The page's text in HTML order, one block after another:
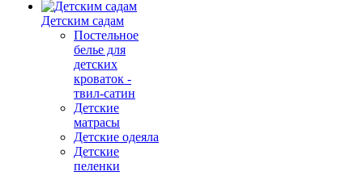
Детским садам
Постельное
белье для
детских
кроваток -
твил-сатин
Детские
матрасы
Детские одеяла
Детские
пеленки